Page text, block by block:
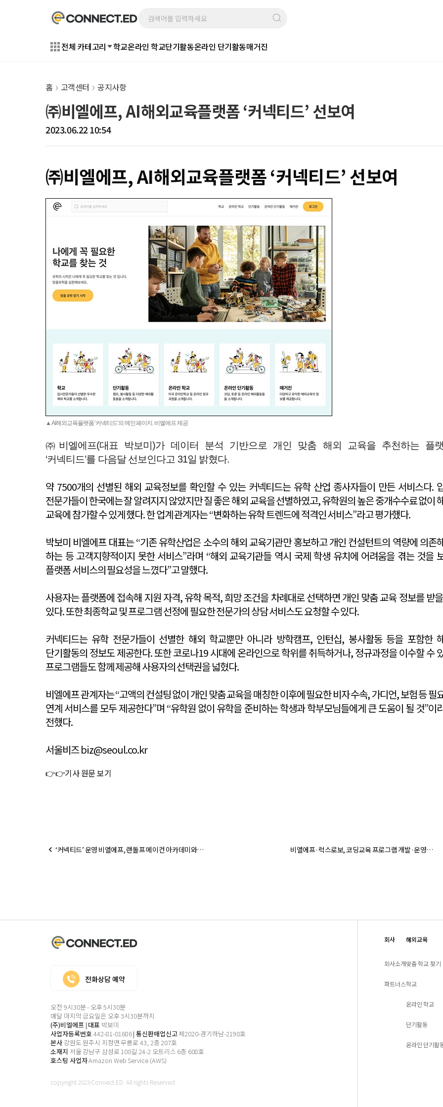
전체 카테고리 학교온라인 학교단기활동온라인 단기활동매거진
홈 고객센터 공지사항
㈜비엘에프, AI해외교육플랫폼 ‘커넥티드’ 선보여
2023.06.22 10:54
㈜비엘에프, AI해외교육플랫폼 ‘커넥티드’ 선보여
▲ AI해외교육플랫폼 ‘커넥티드’의 메인 페이지. 비엘에프 제공
㈜비엘에프(대표 박보미)가 데이터 분석 기반으로 개인 맞춤 해외 교육을 추천하는 플
‘커넥티드’를 다음달 선보인다고 31일 밝혔다.
약 7500개의 선별된 해외 교육정보를 확인할 수 있는 커넥티드는 유학 산업 종사자들이 만든 서비스다.
전문가들이 한국에는 잘 알려지지 않았지만 질 좋은 해외 교육을 선별하였고, 유학원의 높은 중개수수료 없이
교육에 참가할 수 있게 했다. 한 업계 관계자는 “변화하는 유학 트렌드에 적격인 서비스”라고 평가했다.
박보미 비엘에프 대표는 “기존 유학산업은 소수의 해외 교육기관만 홍보하고 개인 컨설턴트의 역량에 의존
하는 등 고객지향적이지 못한 서비스”라며 “해외 교육기관들 역시 국제 학생 유치에 어려움을 겪는 것을
플랫폼 서비스의 필요성을 느꼈다”고 말했다.
사용자는 플랫폼에 접속해 지원 자격, 유학 목적, 희망 조건을 차례대로 선택하면 개인 맞춤 교육 정보를 받
있다. 또한 최종학교 및 프로그램 선정에 필요한 전문가의 상담 서비스도 요청할 수 있다.
커넥티드는 유학 전문가들이 선별한 해외 학교뿐만 아니라 방학캠프, 인턴십, 봉사활동 등을 포함한
단기활동의 정보도 제공한다. 또한 코로나19 시대에 온라인으로 학위를 취득하거나, 정규과정을 이수할 수
프로그램들도 함께 제공해 사용자의 선택권을 넓혔다.
비엘에프 관계자는 “고액의 컨설팅 없이 개인 맞춤 교육을 매칭한 이후에 필요한 비자 수속, 가디언, 보험 등 필
연계 서비스를 모두 제공한다”며 “유학원 없이 유학을 준비하는 학생과 학부모님들에게 큰 도움이 될 것”이
전했다.
서울비즈 biz@seoul.co.kr
👉👉기사 원문 보기
chevron_left ‘커넥티드’ 운영 비엘에프, 랜돌프 메이컨 아카데미와
비엘에프·럭스로보, 코딩교육 프로그램 개발·운영
전화상담 예약
오전 9시30분 - 오후 5시30분
매달 마지막 금요일은 오후 3시30분까지
(주)비엘에프 | 대표 박보미
사업자등록번호 442-81-01686| 통신판매업신고제2020-경기하남-2190호
본사 강원도 원주시 지정면 무릉로 43, 2층 207호
소재지 서울 강남구 삼성로 100길 24-2 오트리스 6층 608호
호스팅 사업자Amazon Web Service (AWS)
copyright 2023 Connect.ED. All rights Reserved
회사
회사소개
파트너스
해외교육
맞춤 학교 찾기
학교
온라인 학교
단기활동
온라인 단기활